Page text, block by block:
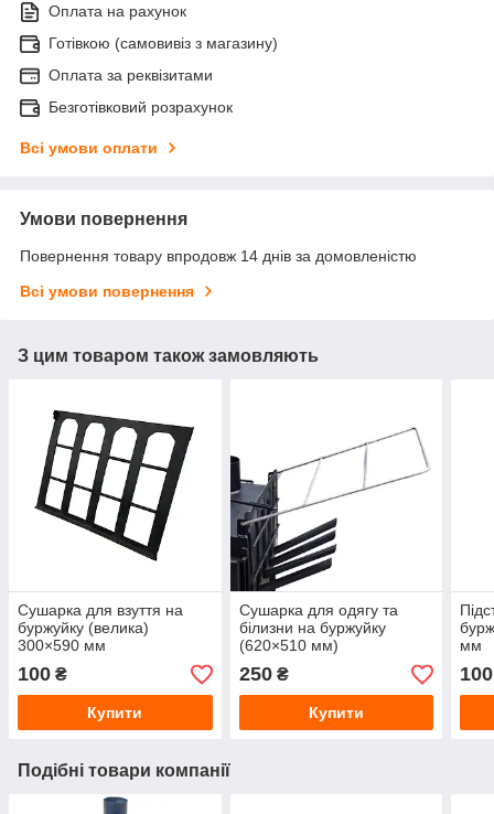
Оплата на рахунок
Готівкою (самовивіз з магазину)
Оплата за реквізитами
Безготівковий розрахунок
Всі умови оплати
Умови повернення
Повернення товару впродовж 14 днів за домовленістю
Всі умови повернення
З цим товаром також замовляють
Сушарка для взуття на
буржуйку (велика)
300×590 мм
100 ₴
Купити
Сушарка для одягу та
білизни на буржуйку
(620×510 мм)
250₴
Купити
мм
100
Подібні товари компанії